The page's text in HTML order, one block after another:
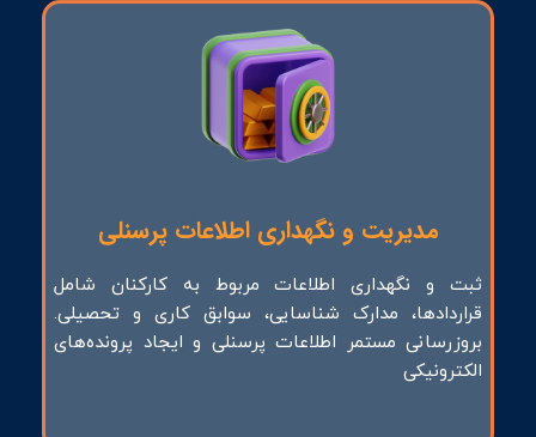
مدیریت و نگهداری اطلاعات پرسنلی
ثبت و نگهداری اطلاعات مربوط به کارکنان شامل
قراردادها، مدارک شناسایی، سوابق کاری و تحصیلی.
بروزرسانی مستمر اطلاعات پرسنلی و ایجاد پرونده‌های
الکترونیکی